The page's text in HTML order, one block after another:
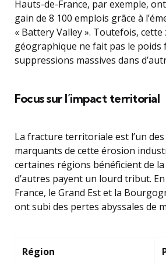
Hauts-de-France, par exemple,
gain de 8 100 emplois grâce à
« Battery Valley ». Toutefois, cette
géographique ne fait pas le poids
suppressions massives dans
Focus sur l’impact territorial
La fracture territoriale est l’un
marquants de cette érosion
certaines régions bénéficient de
d’autres payent un lourd tribut. En
France, le Grand Est et la
ont subi des pertes abyssales de
Région